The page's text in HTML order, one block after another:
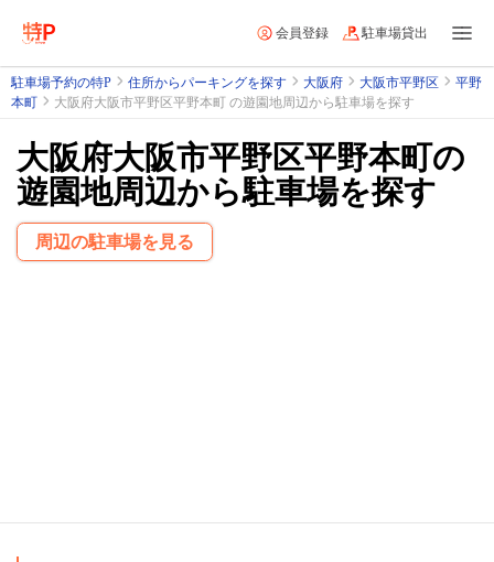
会員登録 駐車場貸出
駐車場予約の特P 住所からパーキングを探す 大阪府 大阪市平野区
平野
本町
大阪府大阪市平野区平野本町 の遊園地周辺から駐車場を探す
大阪府大阪市平野区平野本町の
遊園地周辺から駐車場を探す
周辺の駐車場を見る